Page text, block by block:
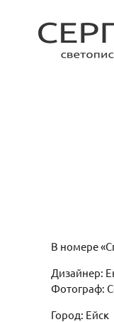
В номере
Дизайнер:
Фотограф:
Город: Ейск